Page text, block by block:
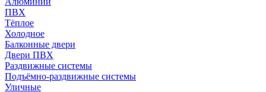
ПВХ
Тёплое
Холодное
Балконные двери
Двери ПВХ
Раздвижные системы
Подъёмно-раздвижные системы
Уличные